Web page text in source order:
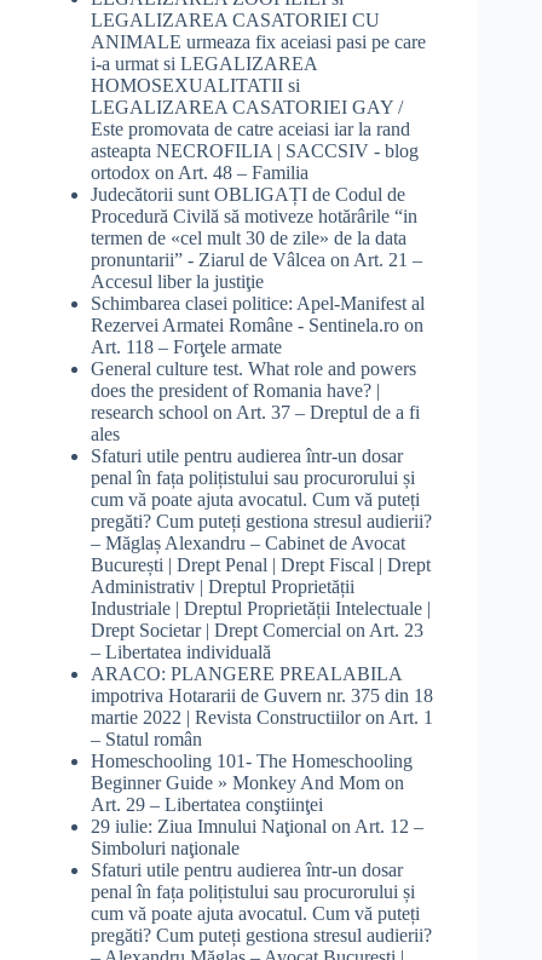
LEGALIZAREA CASATORIEI CU
ANIMALE urmeaza fix aceiasi pasi pe care
i-a urmat si LEGALIZAREA
HOMOSEXUALITATII si
LEGALIZAREA CASATORIEI GAY /
Este promovata de catre aceiasi iar la rand
asteapta NECROFILIA | SACCSIV - blog
ortodox on Art. 48 – Familia
Judecătorii sunt OBLIGAȚI de Codul de
Procedură Civilă să motiveze hotărârile “in
termen de «cel mult 30 de zile» de la data
pronuntarii” - Ziarul de Vâlcea on Art. 21 –
Accesul liber la justiţie
Schimbarea clasei politice: Apel-Manifest al
Rezervei Armatei Române - Sentinela.ro on
Art. 118 – Forţele armate
General culture test. What role and powers
does the president of Romania have? |
research school on Art. 37 – Dreptul de a fi
ales
Sfaturi utile pentru audierea într-un dosar
penal în fața polițistului sau procurorului și
cum vă poate ajuta avocatul. Cum vă puteți
pregăti? Cum puteți gestiona stresul audierii?
– Măglaș Alexandru – Cabinet de Avocat
București | Drept Penal | Drept Fiscal | Drept
Administrativ | Dreptul Proprietății
Industriale | Dreptul Proprietății Intelectuale |
Drept Societar | Drept Comercial on Art. 23
– Libertatea individuală
ARACO: PLANGERE PREALABILA
impotriva Hotararii de Guvern nr. 375 din 18
martie 2022 | Revista Constructiiloron Art. 1
– Statul român
Homeschooling 101- The Homeschooling
Beginner Guide » Monkey And Mom on
Art. 29 – Libertatea conştiinţei
29 iulie: Ziua Imnului Naţional on Art. 12 –
Simboluri naţionale
Sfaturi utile pentru audierea într-un dosar
penal în fața polițistului sau procurorului și
cum vă poate ajuta avocatul. Cum vă puteți
pregăti? Cum puteți gestiona stresul audierii?